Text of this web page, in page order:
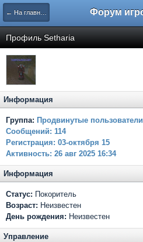
← На главную
Профиль Setharia
Информация
Группа: Продвинутые пользователи
Сообщений: 114
Регистрация: 03-октября 15
Активность: 26 авг 2025 16:34
Информация
Статус: Покоритель
Возраст: Неизвестен
День рождения: Неизвестен
Управление